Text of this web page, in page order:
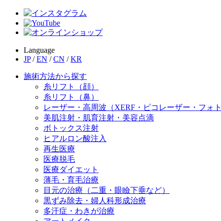
Language
JP / EN / CN / KR
施術方法から探す
糸リフト（顔）
糸リフト（鼻）
レーザー・高周波（XERF・ピコレーザー・フォ
美肌注射・肌育注射・美容点滴
ボトックス注射
ヒアルロン酸注入
再生医療
医療脱毛
医療ダイエット
薄毛・育毛治療
目元の治療（二重・眼瞼下垂など）
黒ずみ除去・婦人科形成治療
多汗症・わきが治療